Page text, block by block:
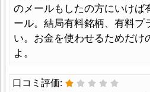
のメールもしたの方にいけば
ール。結局有料銘柄、有料プ
い。お金を使わせるためだけ
よ。
口コミ評価: